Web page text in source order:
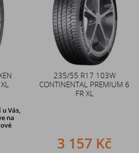
Vás,
na
235/55 R17 103W
CONTINENTAL PREMIUM 6
FR XL
3 157 Kč
Duše 12x4 (4.00-4) kovový
zahnutý ventil TR87
242 Kč